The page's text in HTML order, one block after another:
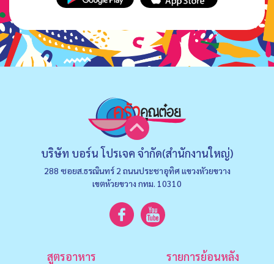
บริษัท บอร์น โปรเจค จำกัด(สำนักงานใหญ่)
288 ซอยส.ธรณินทร์ 2 ถนนประชาอุทิศ แขวงหัวยขวาง
เขตห้วยขวาง กทม. 10310
สูตรอาหาร รายการย้อนหลัง